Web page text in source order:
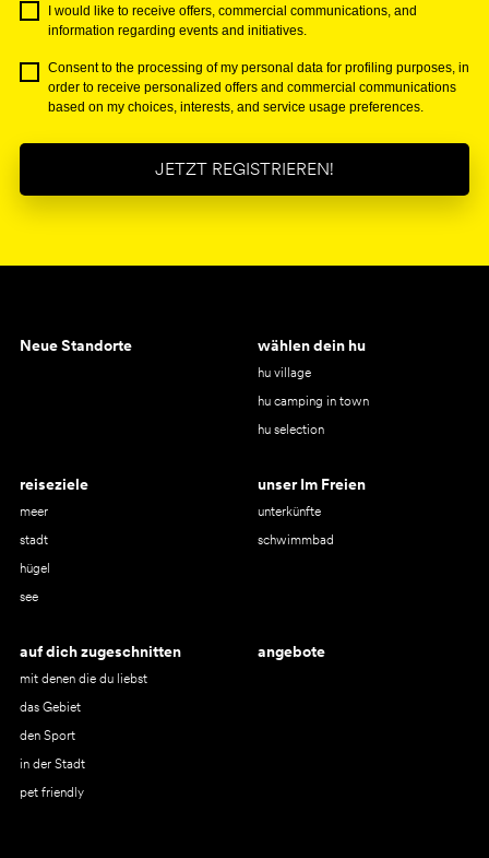
I would like to receive offers, commercial communications, and
information regarding events and initiatives.
Consent to the processing of my personal data for profiling purposes, in
order to receive personalized offers and commercial communications
based on my choices, interests, and service usage preferences.
JETZT REGISTRIEREN!
Neue Standorte wählen dein hu
hu village
hu camping in town
hu selection
reiseziele
meer
stadt
hügel
see
unser Im Freien
unterkünfte
schwimmbad
auf dich zugeschnitten
mit denen die du liebst
das Gebiet
den Sport
in der Stadt
pet friendly
angebote